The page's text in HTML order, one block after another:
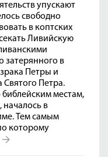
упускают
свободно
в коптских
Ливийскую
затерянного в
Петры и
Святого Петра.
местам,
началось в
Тем самым
которому